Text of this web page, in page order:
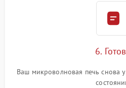
6.
Ваш микроволновая печь снова